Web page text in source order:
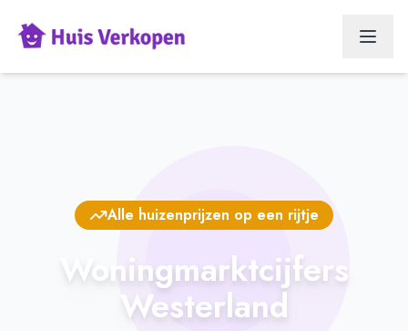
Alle huizenprijzen op een rijtje
Woningmarktcijfers
Westerland